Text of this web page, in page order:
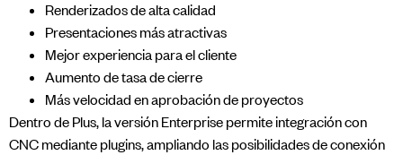
Renderizados de alta calidad
Presentaciones más atractivas
Mejor experiencia para el cliente
Aumento de tasa de cierre
Más velocidad en aprobación de proyectos
Dentro de Plus, la versión Enterprise permite integración con
CNC mediante plugins, ampliando las posibilidades de conexión